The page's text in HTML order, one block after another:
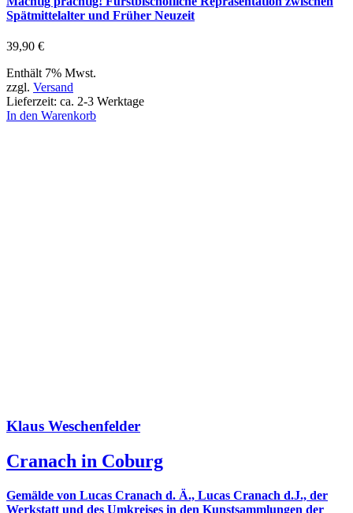
Spätmittelalter und Früher Neuzeit
39,90 €
Enthält 7% Mwst.
zzgl. Versand
Lieferzeit: ca. 2-3 Werktage
In den Warenkorb
Klaus Weschenfelder
Cranach in Coburg
Gemälde von Lucas Cranach d. Ä., Lucas Cranach d.J., der
Werkstatt und des Umkreises in den Kunstsammlungen der